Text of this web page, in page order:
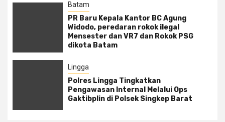
Batam
PR Baru Kepala Kantor BC Agung
Widodo, peredaran rokok ilegal
Mensester dan VR7 dan Rokok PSG
dikota Batam
Lingga
Polres Lingga Tingkatkan
Pengawasan Internal Melalui Ops
Gaktibplin di Polsek Singkep Barat